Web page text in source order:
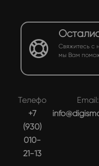
Свяжитесь с
мы Вам
Телефон:
+7
(930)
010-
21-13
Email: